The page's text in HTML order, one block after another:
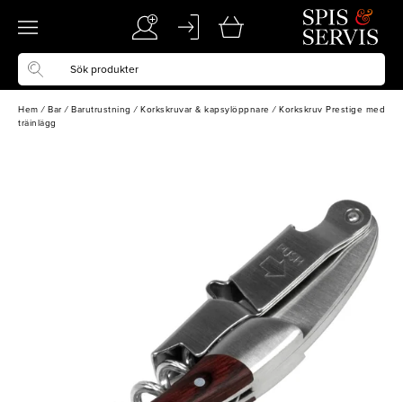
Hem / Bar / Barutrustning / Korkskruvar & kapsylöppnare / Korkskruv Prestige med
träinlägg